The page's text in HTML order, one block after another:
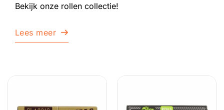
Bekijk onze rollen collectie!
Lees meer